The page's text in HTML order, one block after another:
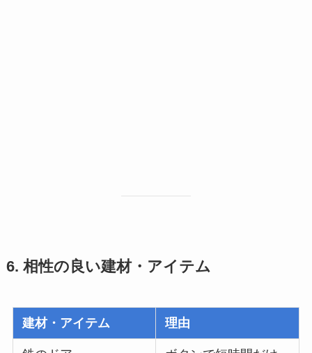
6. 相性の良い建材・アイテム
建材・アイテム 理由